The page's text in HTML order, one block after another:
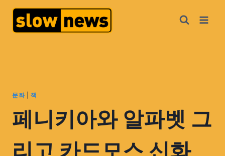
문화| 책
페니키아와 알파벳 그
리고 카드모스 신화